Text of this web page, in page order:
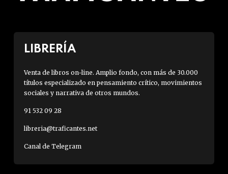
LIBRERÍA
Venta de libros on-line. Amplio fondo, con más de 30.000
títulos especializado en pensamiento crítico, movimientos
sociales y narrativa de otros mundos.
91 532 09 28
libreria@traficantes.net
Canal de Telegram